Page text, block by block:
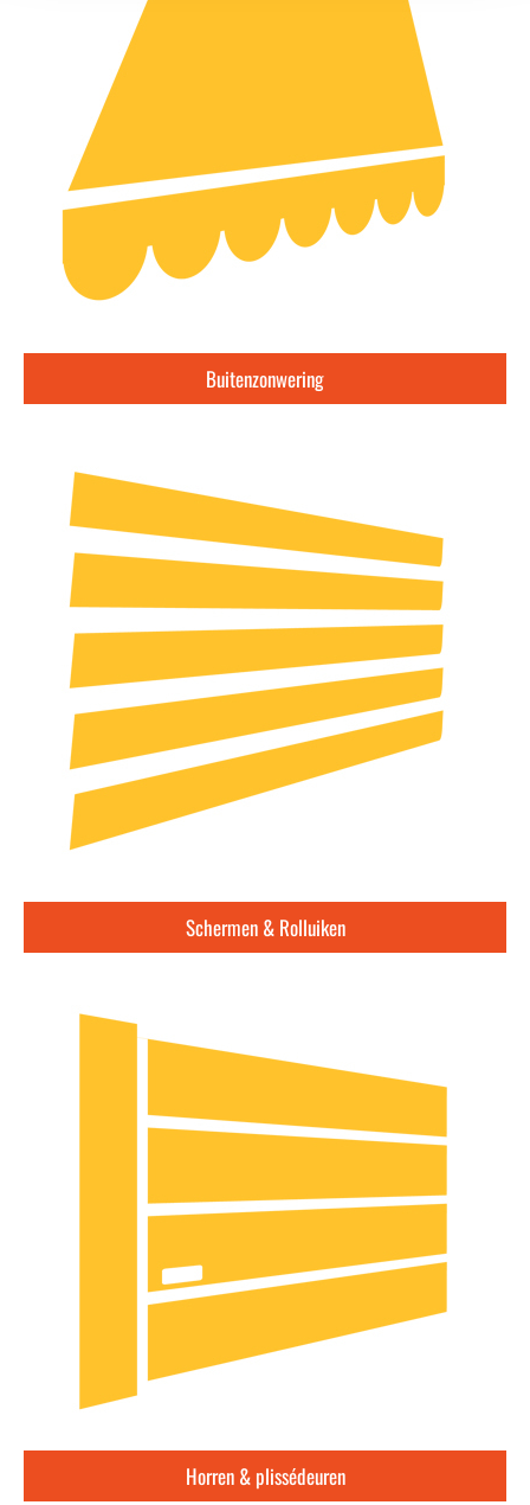
Buitenzonwering
Schermen & Rolluiken
Horren & plissédeuren